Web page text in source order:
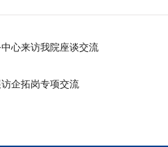
心来访我院座谈交流
企拓岗专项交流